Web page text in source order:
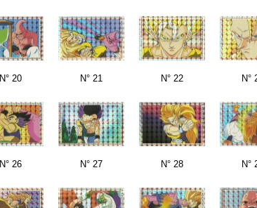
N° 20 N° 21 N° 22 N°
N° 26 N° 27 N° 28 N°